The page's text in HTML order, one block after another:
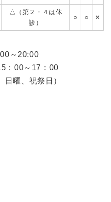
△（第２・４は休
診）
○ ○ ✕
～20:00
：00～17：00
曜、祝祭日）